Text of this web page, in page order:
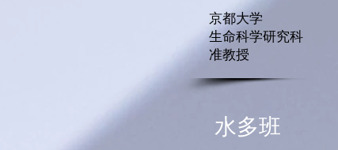
京都大学
生命科学研究科
准教授
​水多班